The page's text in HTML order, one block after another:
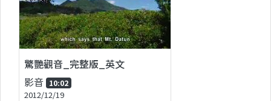
驚艷觀音_完整版_英文
影音 10:02
2012/12/19